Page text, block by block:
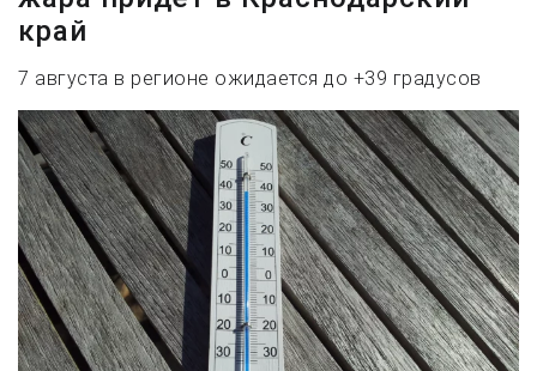
край
7 августа в регионе ожидается до +39 градусов